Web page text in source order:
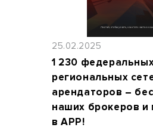
25.02.2025
1 230
региональных
арендаторов –
наших брокеров и
в АРР!